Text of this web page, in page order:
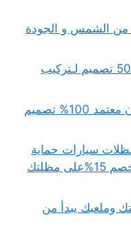
من الشمس و الجودة
تركيب مظلات الرياض..أكثرمن 500 تصميم لـتركيب
مظلات شد انشائي الرياض..ضمان معتمد 100% تصميم
سيارات حماية
مثالية 100%من أشعة الشمس..خصم 15%على مظلتك
وملعبك يبدأ من